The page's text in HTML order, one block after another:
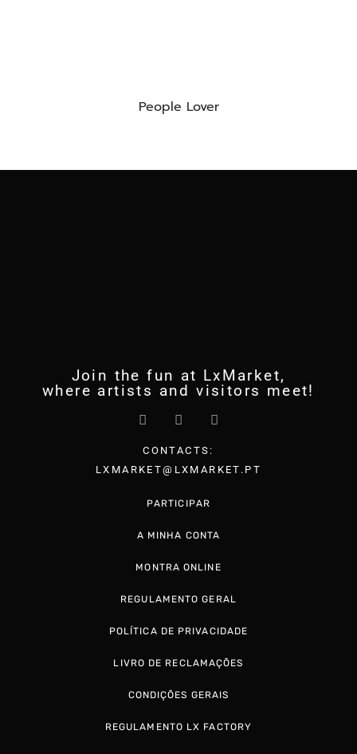
People Lover
Join the fun at LxMarket,
where artists and visitors meet!
CONTACTS:
LXMARKET@LXMARKET.PT
POLÍTICA DE PRIVACIDADE
LIVRO DE RECLAMAÇÕES
CONDIÇÕES GERAIS
REGULAMENTO LX FACTORY
PARTICIPAR
A MINHA CONTA
MONTRA ONLINE
REGULAMENTO GERAL